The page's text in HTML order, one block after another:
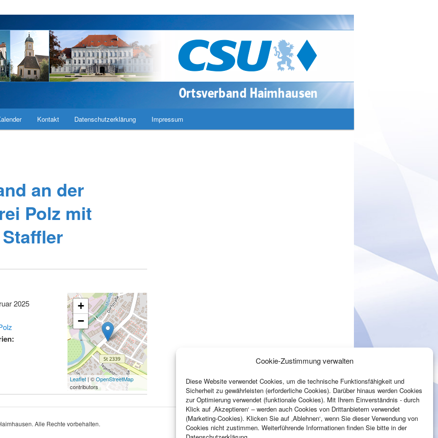
Cookie-Zustimmung verwalten
Diese Website verwendet Cookies, um die technische Funktionsfähigkeit und
Sicherheit zu gewährleisten (erforderliche Cookies). Darüber hinaus werden Cookies
zur Optimierung verwendet (funktionale Cookies). Mit Ihrem Einverständnis - durch
Klick auf ‚Akzeptieren‘ – werden auch Cookies von Drittanbietern verwendet
(Marketing-Cookies). Klicken Sie auf ‚Ablehnen‘, wenn Sie dieser Verwendung von
Cookies nicht zustimmen. Weiterführende Informationen finden Sie bitte in der
Haimhausen
Kontakt Datenschutzerklärung Impressum
an der
Polz mit
2025
+
−
Leaflet| ©OpenStreetMap
contributors
Alle Rechte vorbehalten.